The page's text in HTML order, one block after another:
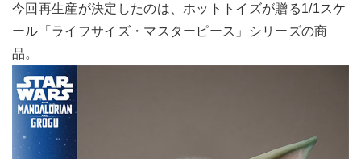
今回再生産が決定したのは、ホットトイズが贈る1/1スケ
ール「ライフサイズ・マスターピース」シリーズの商
品。